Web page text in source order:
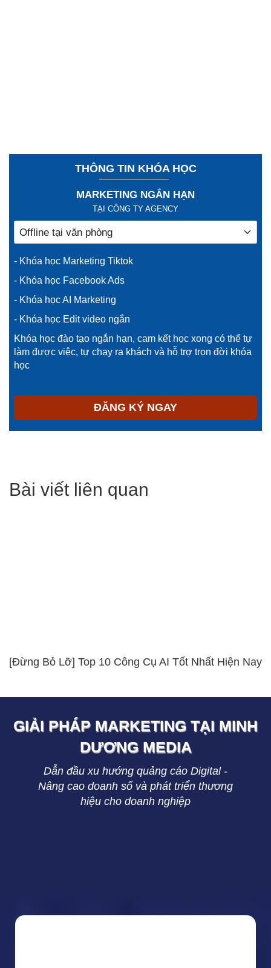
THÔNG TIN KHÓA HỌC
MARKETING NGẮN HẠN
TẠI CÔNG TY AGENCY
- Khóa học Marketing Tiktok
- Khóa học Facebook Ads
- Khóa học AI Marketing
- Khóa học Edit video ngắn
Khóa học đào tạo ngắn hạn, cam kết học xong có thể tự
làm được việc, tự chạy ra khách và hỗ trợ trọn đời khóa
học
ĐĂNG KÝ NGAY
Bài viết liên quan
[Đừng Bỏ Lỡ] Top 10 Công Cụ AI Tốt Nhất Hiện Nay
GIẢI PHÁP MARKETING TẠI MINH
DƯƠNGMEDIA
Dẫn đầu xu hướng quảng cáo Digital -
Nâng cao doanh số và phát triển thương
hiệu cho doanh nghiệp